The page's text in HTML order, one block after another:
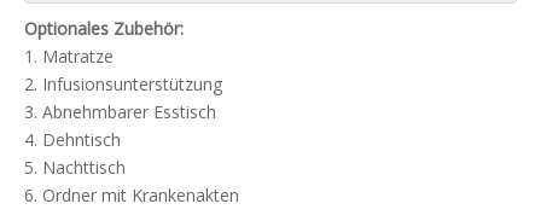
Optionales Zubehör:
1. Matratze
2. Infusionsunterstützung
3. Abnehmbarer Esstisch
4. Dehntisch
5. Nachttisch
6. Ordner mit Krankenakten